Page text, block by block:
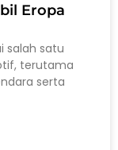
Eropa
salah satu
terutama
serta